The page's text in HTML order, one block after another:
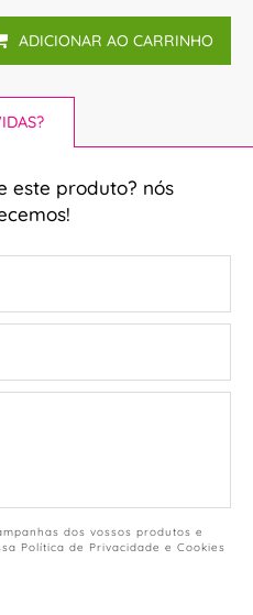
ADICIONAR AO CARRINHO
este produto? nós
dos vossos produtos e
Política de Privacidade e Cookies